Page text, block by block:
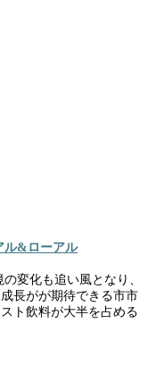
ル&ローアル
変化も追い風となり、
長がが期待できる市市
ト飲料が大半を占める